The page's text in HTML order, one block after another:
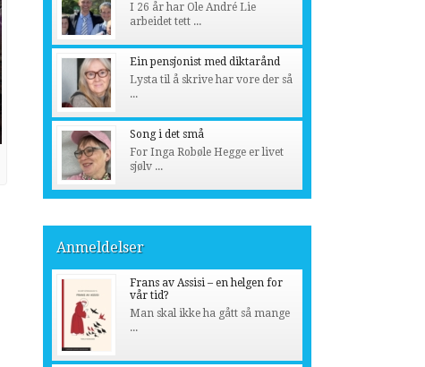
I 26 år har Ole André Lie
arbeidet tett ...
Ein pensjonist med diktarånd
Lysta til å skrive har vore der så
...
Song i det små
For Inga Robøle Hegge er livet
sjølv ...
Anmeldelser
Frans av Assisi – en helgen for
vår tid?
Man skal ikke ha gått så mange
...